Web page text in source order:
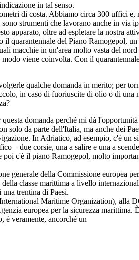
in tal senso.
di costa. Abbiamo circa 300 uffici e,
strumenti che lavorano anche in via
apparato, oltre ad espletare la nostra
quarantennale del Piano Ramogepol, un
macchie in un'area molto vasta del
viene coinvolta. Con il
qualche domanda in merito; per
in caso di fuoriuscite di olio o di una
domanda perché mi dà
da parte dell'Italia, ma anche dei
In Adriatico, ad esempio, c'è un
– due corsie, una a salire e una a
c'è il piano Ramogepol, molto
generale della Commissione europea
della classe marittima a livello
trentina di Paesi.
Maritime Organization), alla
europea per la sicurezza marittima.
è veramente, ancorché un